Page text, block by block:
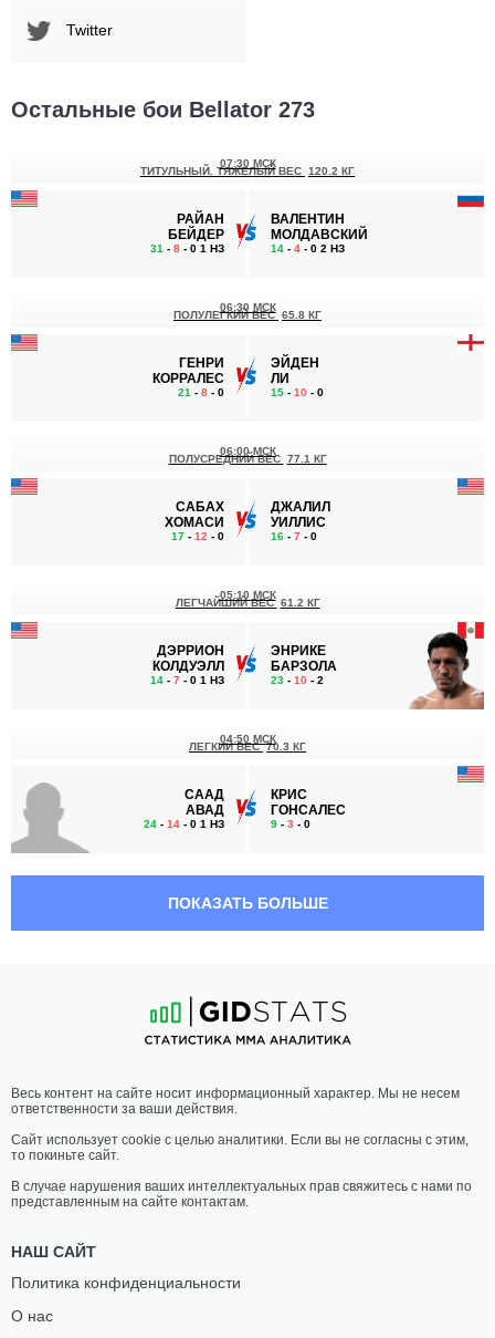
Twitter
Остальные бои Bellator 273
РАЙАН
БЕЙДЕР
31 - 8 - 0 1 НЗ
07:30 МСК
ТИТУЛЬНЫЙ. ТЯЖЕЛЫЙ ВЕС 120.2 КГ
ВАЛЕНТИН
МОЛДАВСКИЙ
14 - 4 - 0 2 НЗ
ГЕНРИ
КОРРАЛЕС
21 - 8 - 0
06:30 МСК
ПОЛУЛЕГКИЙ ВЕС 65.8 КГ
ЭЙДЕН
ЛИ
15 - 10 - 0
САБАХ
ХОМАСИ
17 - 12 - 0
06:00 МСК
ПОЛУСРЕДНИЙ ВЕС 77.1 КГ
ДЖАЛИЛ
УИЛЛИС
16 - 7 - 0
ДЭРРИОН
КОЛДУЭЛЛ
14 - 7 - 0 1 НЗ
05:10 МСК
ЛЕГЧАЙШИЙ ВЕС 61.2 КГ
ЭНРИКЕ
БАРЗОЛА
23 - 10 - 2
СААД
АВАД
24 - 14 - 0 1 НЗ
04:50 МСК
ЛЕГКИЙ ВЕС 70.3 КГ
КРИС
ГОНСАЛЕС
9 - 3 - 0
МИХАЙЛОВ
10-3- 0
04:10 МСК
ЛЕГЧАЙШИЙ ВЕС 61.2 КГ
ШУТТ
ПОКАЗАТЬ БОЛЬШЕ
Весь контент на сайте носит информационный характер. Мы не несем
ответственности за ваши действия.
Сайт использует cookie с целью аналитики. Если вы не согласны с этим,
то покиньте сайт.
В случае нарушения ваших интеллектуальных прав свяжитесь с нами по
представленным на сайте контактам.
НАШ САЙТ
Политика конфиденциальности
О нас